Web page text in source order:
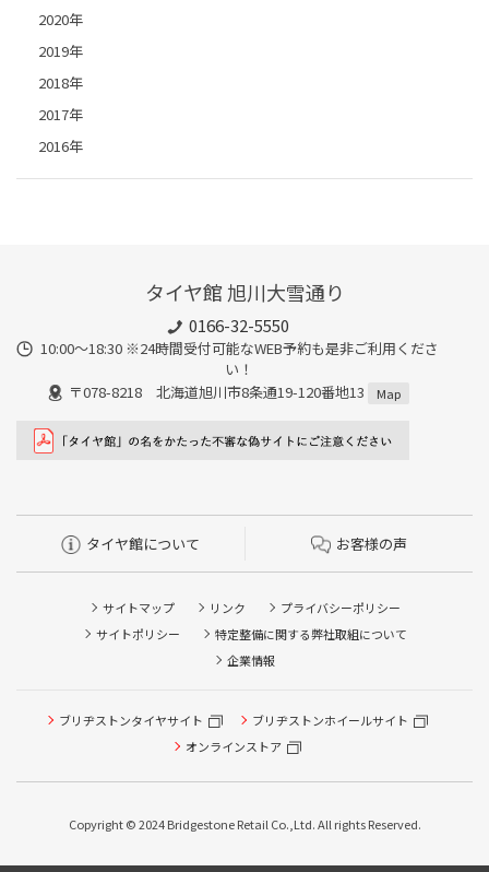
2020年
2019年
2018年
2017年
2016年
タイヤ館 旭川大雪通り
0166-32-5550
10:00～18:30 ※24時間受付可能なWEB予約も是非ご利用くださ
い！
〒078-8218 北海道旭川市8条通19-120番地13
Map
タイヤ館について お客様の声
サイトマップ リンク
プライバシーポリシー
サイトポリシー
特定整備に関する弊社取組について
企業情報
ブリヂストンタイヤサイト
ブリヂストンホイールサイト
オンラインストア
Copyright © 2024 Bridgestone Retail Co.,Ltd. All rights Reserved.
タイヤ点検・安全点検/タイヤ履き替え/オイル交換/その他
ピット作業の予約
本日のタイヤ履き替え順番待ち予約 ※クローク契約会員の